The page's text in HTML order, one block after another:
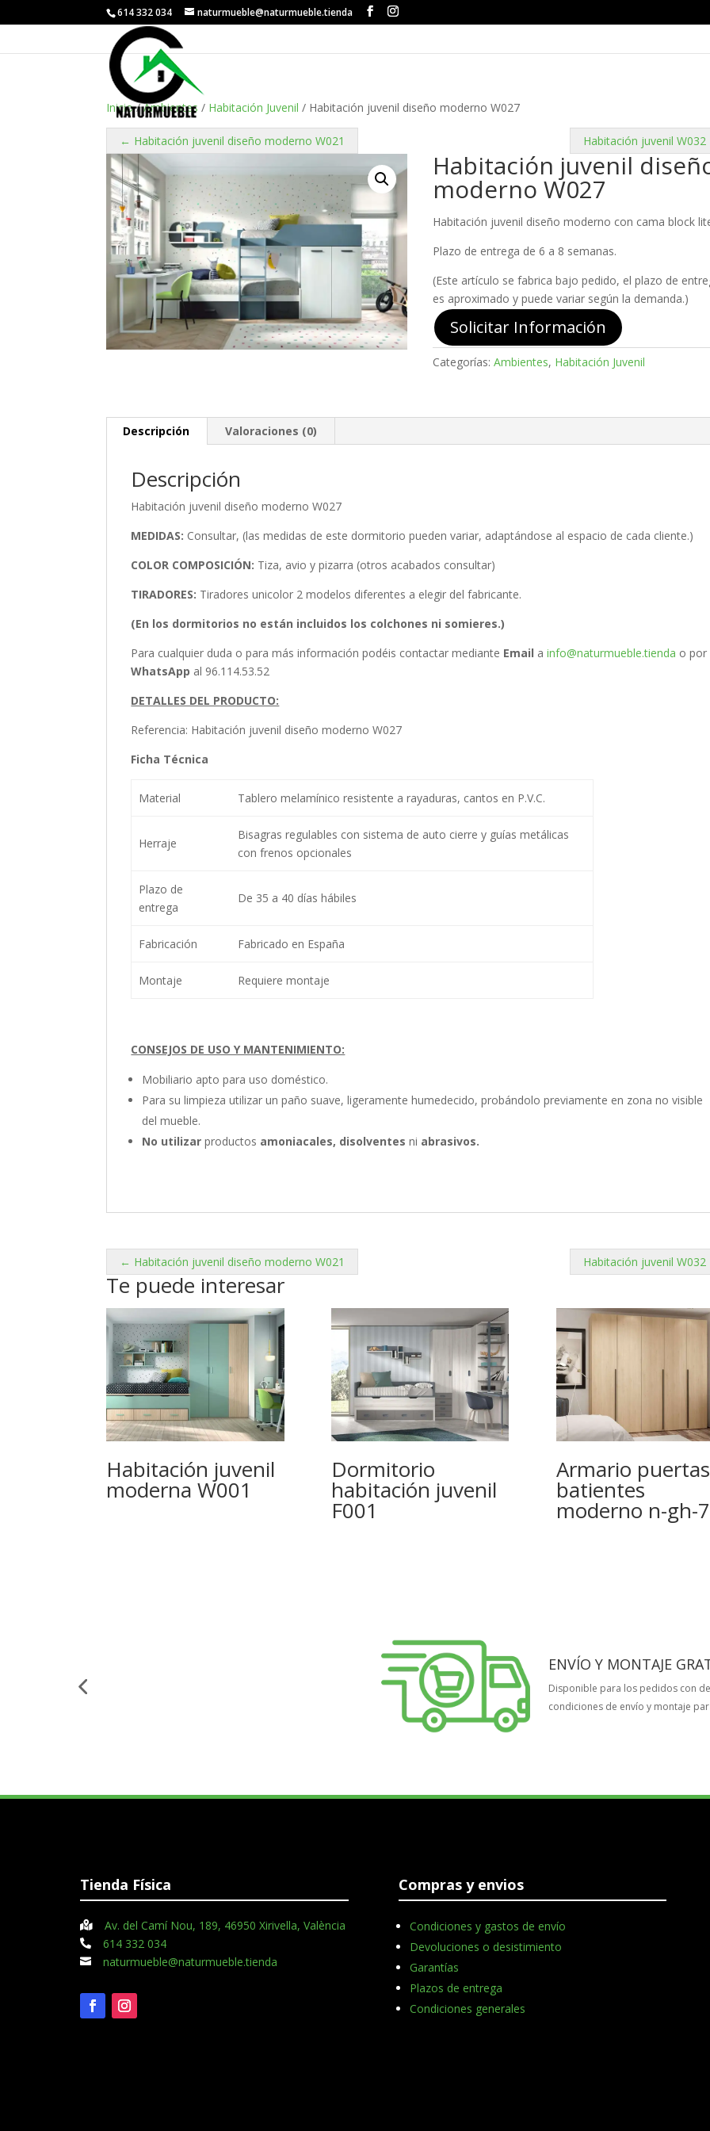
614 332 034 naturmueble@naturmueble.tienda
Inicio/Ambientes / Habitación Juvenil / Habitación juvenil diseño moderno W027
← Habitación juvenil diseño moderno W021 Habitación juvenil
Habitación juvenil
moderno W027
Habitación juvenil diseño moderno con cama block
Plazo de entrega de 6 a 8 semanas.
(Este artículo se fabrica bajo pedido, el plazo de
es aproximado y puede variar según la demanda.)
Solicitar Información
Categorías:Ambientes, Habitación Juvenil
Descripción Valoraciones (0)
Descripción
Habitación juvenil diseño moderno W027
MEDIDAS: Consultar, (las medidas de este dormitorio pueden variar, adaptándose al espacio de cada cliente.)
COLOR COMPOSICIÓN: Tiza, avio y pizarra (otros acabados consultar)
TIRADORES: Tiradores unicolor 2 modelos diferentes a elegir del fabricante.
(En los dormitorios no están incluidos los colchones ni somieres.)
Para cualquier duda o para más información podéis contactar mediante Email ainfo@naturmueble.tienda o por
WhatsApp al 96.114.53.52
DETALLES DEL PRODUCTO:
Referencia: Habitación juvenil diseño moderno W027
Ficha Técnica
Material Tablero melamínico resistente a rayaduras, cantos en P.V.C.
Herraje
Bisagras regulables con sistema de auto cierre y guías metálicas
con frenos opcionales
Plazo de
entrega
De 35 a 40 días hábiles
Fabricación Fabricado en España
Montaje Requiere montaje
CONSEJOS DE USO Y MANTENIMIENTO:
Mobiliario apto para uso doméstico.
Para su limpieza utilizar un paño suave, ligeramente humedecido, probándolo previamente en zona no visible
del mueble.
No utilizarproductos amoniacales, disolventesni abrasivos.
← Habitación juvenil diseño moderno W021 Habitación juvenil
Te puede interesar
Habitación juvenil
moderna W001
Dormitorio
habitación juvenil
F001
Armario puertas
batientes
moderno n-gh-
ENVÍO Y MONTAJE
Disponible para los pedidos con
condiciones de envío y montaje
Tienda Física
 Av. del Camí Nou, 189, 46950 Xirivella, València
 614 332 034
 naturmueble@naturmueble.tienda
Compras y envios
Condiciones y gastos de envío
Devoluciones o desistimiento
Garantías
Plazos de entrega
Condiciones generales